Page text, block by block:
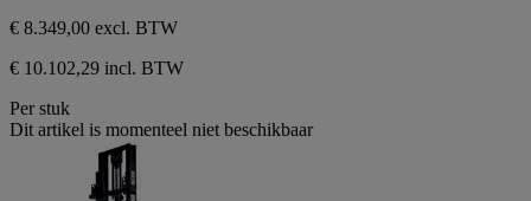
€ 8.349,00 excl. BTW
€ 10.102,29 incl. BTW
Per stuk
Dit artikel is momenteel niet beschikbaar